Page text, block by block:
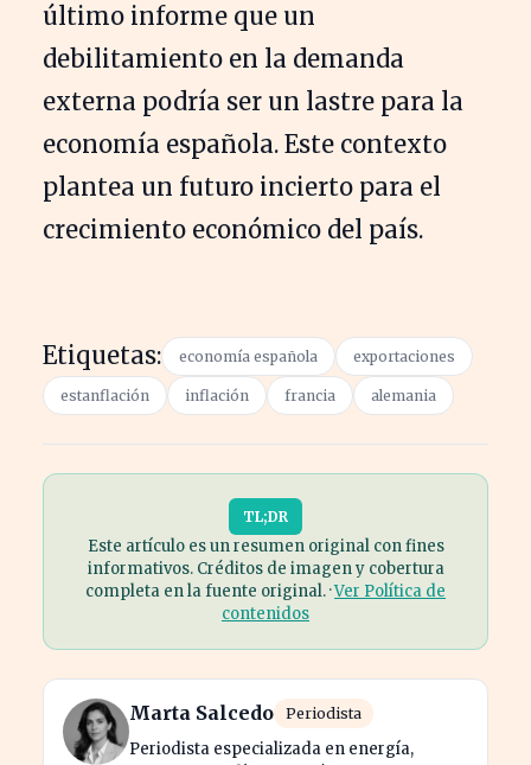
último informe que un
debilitamiento en la demanda
externa podría ser un lastre para la
economía española. Este contexto
plantea un futuro incierto para el
crecimiento económico del país.
Etiquetas: economía española exportaciones
estanflación inflación francia alemania
TL;DR
Este artículo es un resumen original con fines
informativos. Créditos de imagen y cobertura
completa en la fuente original. ·Ver Política de
contenidos
Marta Salcedo Periodista
Periodista especializada en energía,